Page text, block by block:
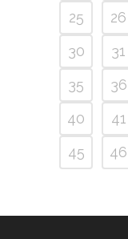
25
26
30
31
35
36
40
41
45
46